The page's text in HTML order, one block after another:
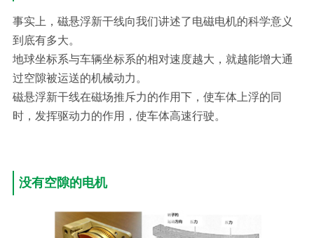
事实上，磁悬浮新干线向我们讲述了电磁电机的科学意义
到底有多大。
地球坐标系与车辆坐标系的相对速度越大，就越能增大通
过空隙被运送的机械动力。
磁悬浮新干线在磁场推斥力的作用下，使车体上浮的同
时，发挥驱动力的作用，使车体高速行驶。
没有空隙的电机